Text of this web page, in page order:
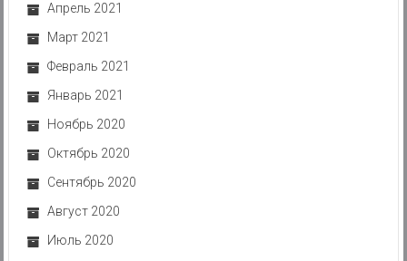
Апрель 2021
Март 2021
Февраль 2021
Январь 2021
Ноябрь 2020
Октябрь 2020
Сентябрь 2020
Август 2020
Июль 2020